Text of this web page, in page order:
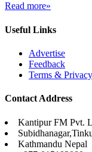
Read more»
Useful Links
Advertise
Feedback
Terms &
Contact Address
Kantipur FM Pvt.
Kathmandu Nepal